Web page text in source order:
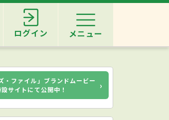
ログイン メニュー
・ファイル」ブランドムービー
設サイトにて公開中！
›